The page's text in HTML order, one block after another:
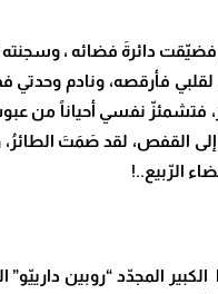
دائرةَ فضائه ،
فأرقصه، ونادم وحدتي
فتشمئزّ نفسي أحياناً من
القفص، لقد صَمَتَ الطائرُ،
الرّبيع..!
المجدّد “روبين دارييّو”